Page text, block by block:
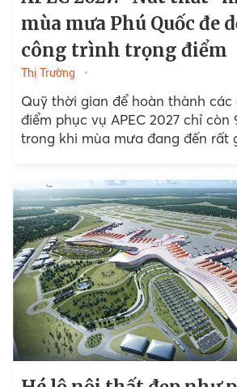
mùa mưa Phú Quốc đe
công trình trọng điểm
Thị Trường
Quỹ thời gian để hoàn thành
điểm phục vụ APEC 2027 chỉ còn
trong khi mùa mưa đang đến rất